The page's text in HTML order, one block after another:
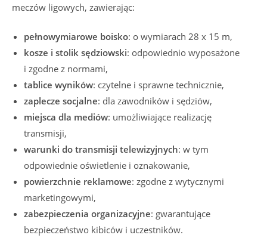
meczów ligowych, zawierając:
pełnowymiarowe boisko: o wymiarach 28 x 15 m,
kosze i stolik sędziowski: odpowiednio wyposażone
i zgodne z normami,
tablice wyników: czytelne i sprawne technicznie,
zaplecze socjalne: dla zawodników i sędziów,
miejsca dla mediów: umożliwiające realizację
transmisji,
warunki do transmisji telewizyjnych: w tym
odpowiednie oświetlenie i oznakowanie,
powierzchnie reklamowe: zgodne z wytycznymi
marketingowymi,
zabezpieczenia organizacyjne: gwarantujące
bezpieczeństwo kibiców i uczestników.